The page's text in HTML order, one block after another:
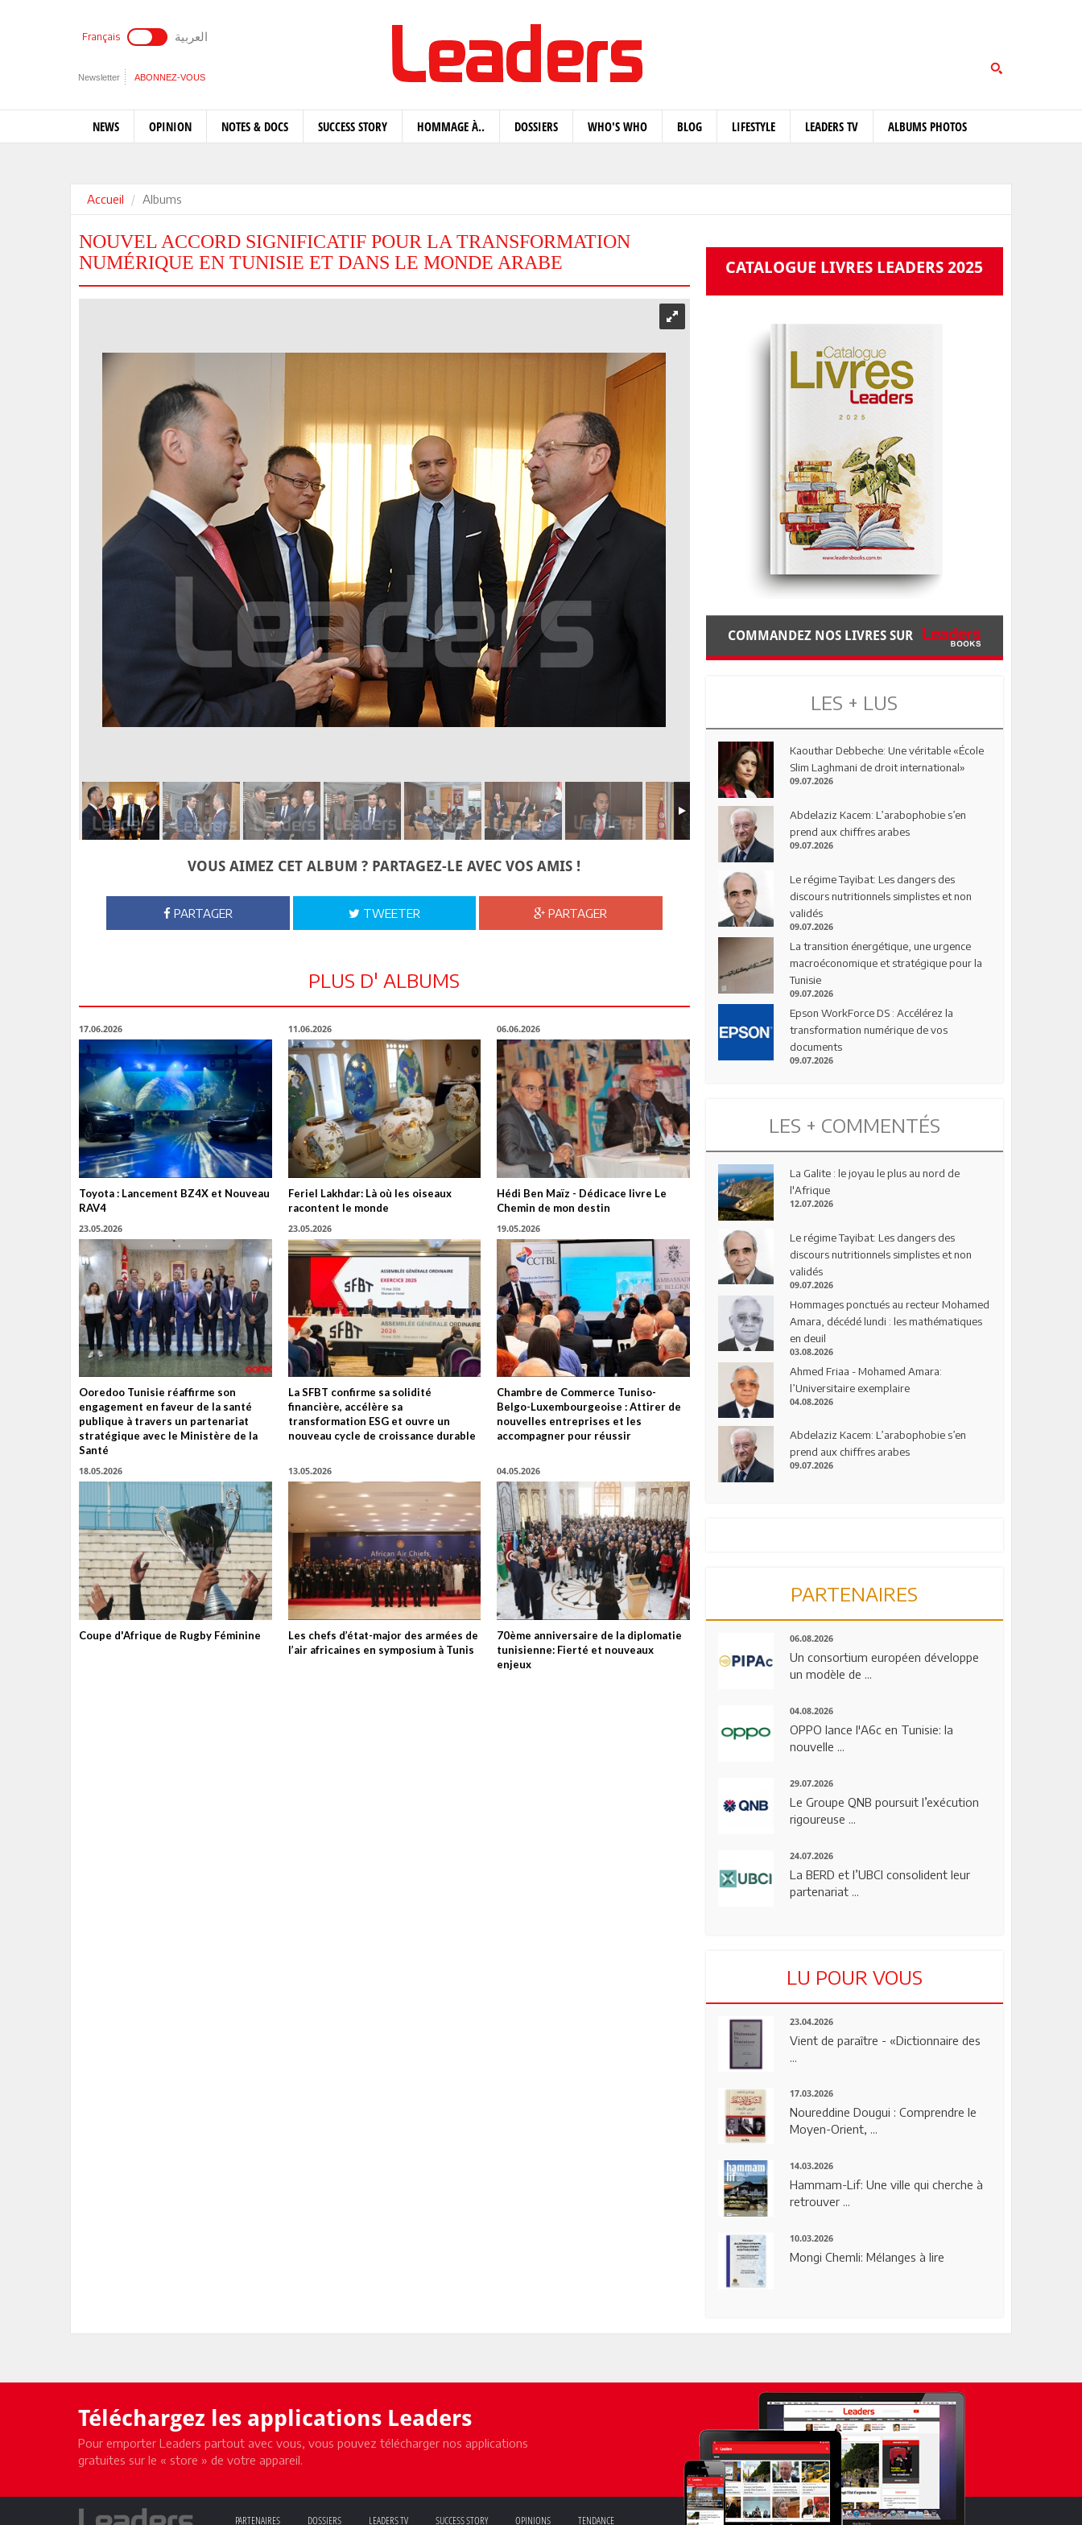
Français العربية
Newsletter ABONNEZ-VOUS
NEWS OPINION NOTES & DOCS SUCCESS STORY HOMMAGE À.. DOSSIERS WHO'S WHO BLOG LIFESTYLE LEADERS TV ALBUMS PHOTOS
Accueil Albums
NOUVEL ACCORD SIGNIFICATIF POUR LA TRANSFORMATION
NUMÉRIQUE EN TUNISIE ET DANS LE MONDE ARABE
VOUS AIMEZ CET ALBUM ? PARTAGEZ-LE AVEC VOS AMIS !
PARTAGER TWEETER PARTAGER
PLUS D' ALBUMS
17.06.2026
Toyota : Lancement BZ4X et Nouveau
RAV4
11.06.2026
Feriel Lakhdar: Là où les oiseaux
racontent le monde
06.06.2026
Hédi Ben Maïz - Dédicace livre Le
Chemin de mon destin
23.05.2026
Ooredoo Tunisie réaffirme son
engagement en faveur de la santé
publique à travers un partenariat
stratégique avec le Ministère de la
Santé
23.05.2026
La SFBT confirme sa solidité
financière, accélère sa
transformation ESG et ouvre un
nouveau cycle de croissance durable
19.05.2026
Chambre de Commerce Tuniso-
Belgo-Luxembourgeoise : Attirer de
nouvelles entreprises et les
accompagner pour réussir
18.05.2026
Coupe d'Afrique de Rugby Féminine
13.05.2026
Les chefs d’état-major des armées de
l’air africaines en symposium à Tunis
04.05.2026
70ème anniversaire de la diplomatie
tunisienne: Fierté et nouveaux
enjeux
CATALOGUE LIVRES LEADERS 2025
COMMANDEZ NOS LIVRES SUR
LES + LUS
Kaouthar Debbeche: Une véritable «École
Slim Laghmani de droit international»
09.07.2026
Abdelaziz Kacem: L’arabophobie s’en
prend aux chiffres arabes
09.07.2026
Le régime Tayibat: Les dangers des
discours nutritionnels simplistes et non
validés
09.07.2026
La transition énergétique, une urgence
macroéconomique et stratégique pour la
Tunisie
09.07.2026
Epson WorkForce DS : Accélérez la
transformation numérique de vos
documents
09.07.2026
LES + COMMENTÉS
La Galite : le joyau le plus au nord de
l'Afrique
12.07.2026
Le régime Tayibat: Les dangers des
discours nutritionnels simplistes et non
validés
09.07.2026
Hommages ponctués au recteur Mohamed
Amara, décédé lundi : les mathématiques
en deuil
03.08.2026
Ahmed Friaa - Mohamed Amara:
l’Universitaire exemplaire
04.08.2026
Abdelaziz Kacem: L’arabophobie s’en
prend aux chiffres arabes
09.07.2026
PARTENAIRES
06.08.2026
Un consortium européen développe
un modèle de ...
04.08.2026
OPPO lance l'A6c en Tunisie: la
nouvelle ...
29.07.2026
Le Groupe QNB poursuit l’exécution
rigoureuse ...
24.07.2026
La BERD et l’UBCI consolident leur
partenariat ...
LU POUR VOUS
23.04.2026
Vient de paraître - «Dictionnaire des
17.03.2026
Noureddine Dougui : Comprendre le
Moyen-Orient, ...
14.03.2026
Hammam-Lif: Une ville qui cherche à
retrouver ...
10.03.2026
Mongi Chemli: Mélanges à lire
Téléchargez les applications Leaders
Pour emporter Leaders partout avec vous, vous pouvez télécharger nos applications
gratuites sur le « store » de votre appareil.
PARTENAIRES DOSSIERS LEADERS TV SUCCESS STORY OPINIONS TENDANCE